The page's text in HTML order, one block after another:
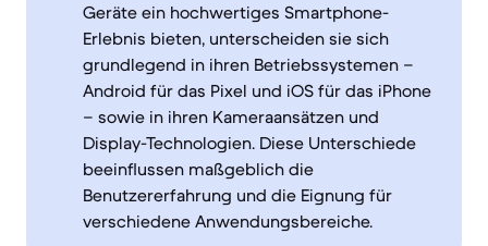
Geräte ein hochwertiges Smartphone-
Erlebnis bieten, unterscheiden sie sich
grundlegend in ihren Betriebssystemen –
Android für das Pixel und iOS für das iPhone
– sowie in ihren Kameraansätzen und
Display-Technologien. Diese Unterschiede
beeinflussen maßgeblich die
Benutzererfahrung und die Eignung für
verschiedene Anwendungsbereiche.